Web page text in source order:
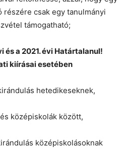
részére csak egy tanulmányi
támogatható;
és a 2021. évi Határtalanul!
kiírásai esetében
hetedikeseknek,
középiskolák között,
középiskolásoknak